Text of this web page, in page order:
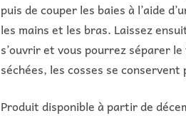
puis de couper les baies à l’aide
les mains et les bras. Laissez
s’ouvrir et vous pourrez séparer
séchées, les cosses se conservent
Produit disponible à partir de